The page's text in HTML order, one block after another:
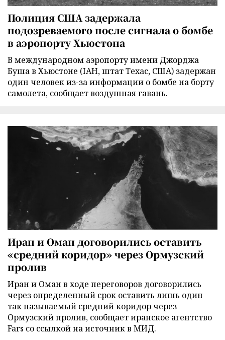
Полиция США задержала
подозреваемого после сигнала о бомбе
в аэропорту Хьюстона
В международном аэропорту имени Джорджа
Буша в Хьюстоне (IAH, штат Техас, США) задержан
один человек из-за информации о бомбе на борту
самолета, сообщает воздушная гавань.
Иран и Оман договорились оставить
«средний коридор» через Ормузский
пролив
Иран и Оман в ходе переговоров договорились
через определенный срок оставить лишь один
так называемый средний коридор через
Ормузский пролив, сообщает иранское агентство
Fars со ссылкой на источник в МИД.